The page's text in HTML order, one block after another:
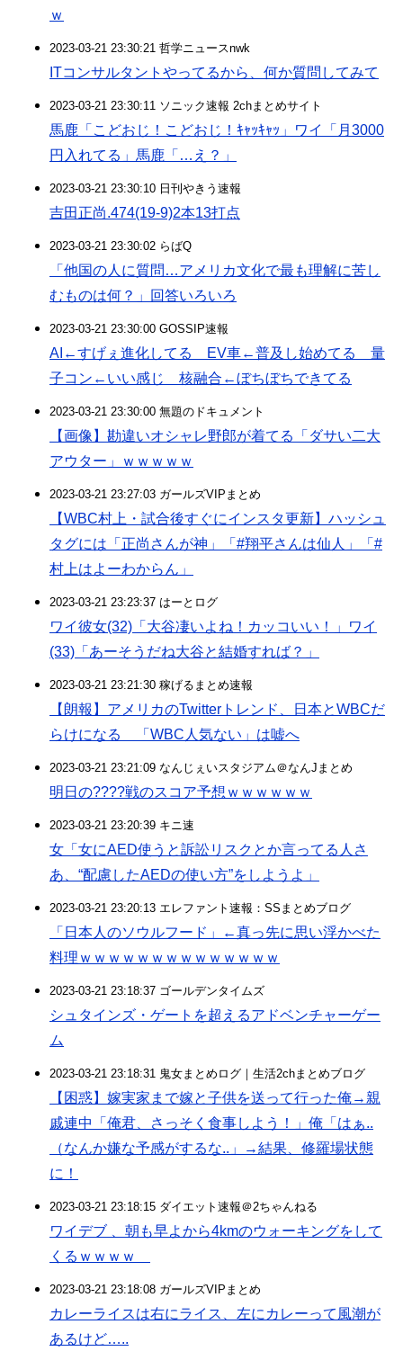
ｗ
2023-03-21 23:30:21 哲学ニュースnwk
ITコンサルタントやってるから、何か質問してみて
2023-03-21 23:30:11 ソニック速報 2chまとめサイト
馬鹿「こどおじ！こどおじ！ｷｬｯｷｬｯ」ワイ「月3000
円入れてる」馬鹿「…え？」
2023-03-21 23:30:10 日刊やきう速報
吉田正尚.474(19-9)2本13打点
2023-03-21 23:30:02 らばQ
「他国の人に質問…アメリカ文化で最も理解に苦し
むものは何？」回答いろいろ
2023-03-21 23:30:00 GOSSIP速報
AI←すげぇ進化してる EV車←普及し始めてる 量
子コン←いい感じ 核融合←ぼちぼちできてる
2023-03-21 23:30:00 無題のドキュメント
【画像】勘違いオシャレ野郎が着てる「ダサい二大
アウター」ｗｗｗｗｗ
2023-03-21 23:27:03 ガールズVIPまとめ
【WBC村上・試合後すぐにインスタ更新】ハッシュ
タグには「正尚さんが神」「#翔平さんは仙人」「#
村上はよーわからん」
2023-03-21 23:23:37 はーとログ
ワイ彼女(32)「大谷凄いよね！カッコいい！」ワイ
(33)「あーそうだね大谷と結婚すれば？」
2023-03-21 23:21:30 稼げるまとめ速報
【朗報】アメリカのTwitterトレンド、日本とWBCだ
らけになる 「WBC人気ない」は嘘へ
2023-03-21 23:21:09 なんじぇいスタジアム＠なんJまとめ
明日の????戦のスコア予想ｗｗｗｗｗｗ
2023-03-21 23:20:39 キニ速
女「女にAED使うと訴訟リスクとか言ってる人さ
あ、“配慮したAEDの使い方”をしようよ」
2023-03-21 23:20:13 エレファント速報：SSまとめブログ
「日本人のソウルフード」←真っ先に思い浮かべた
料理ｗｗｗｗｗｗｗｗｗｗｗｗｗｗ
2023-03-21 23:18:37 ゴールデンタイムズ
シュタインズ・ゲートを超えるアドベンチャーゲー
ム
2023-03-21 23:18:31 鬼女まとめログ｜生活2chまとめブログ
【困惑】嫁実家まで嫁と子供を送って行った俺→親
戚連中「俺君、さっそく食事しよう！」俺「はぁ..
（なんか嫌な予感がするな..」→結果、修羅場状態
に！
2023-03-21 23:18:15 ダイエット速報＠2ちゃんねる
ワイデブ 、朝も早よから4kmのウォーキングをして
くるｗｗｗｗ
2023-03-21 23:18:08 ガールズVIPまとめ
カレーライスは右にライス、左にカレーって風潮が
あるけど…..